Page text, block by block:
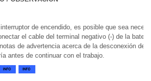
de encendido, es posible que sea
el cable del terminal negativo (-) de la
de advertencia acerca de la desconexión del
antes de continuar con el trabajo.